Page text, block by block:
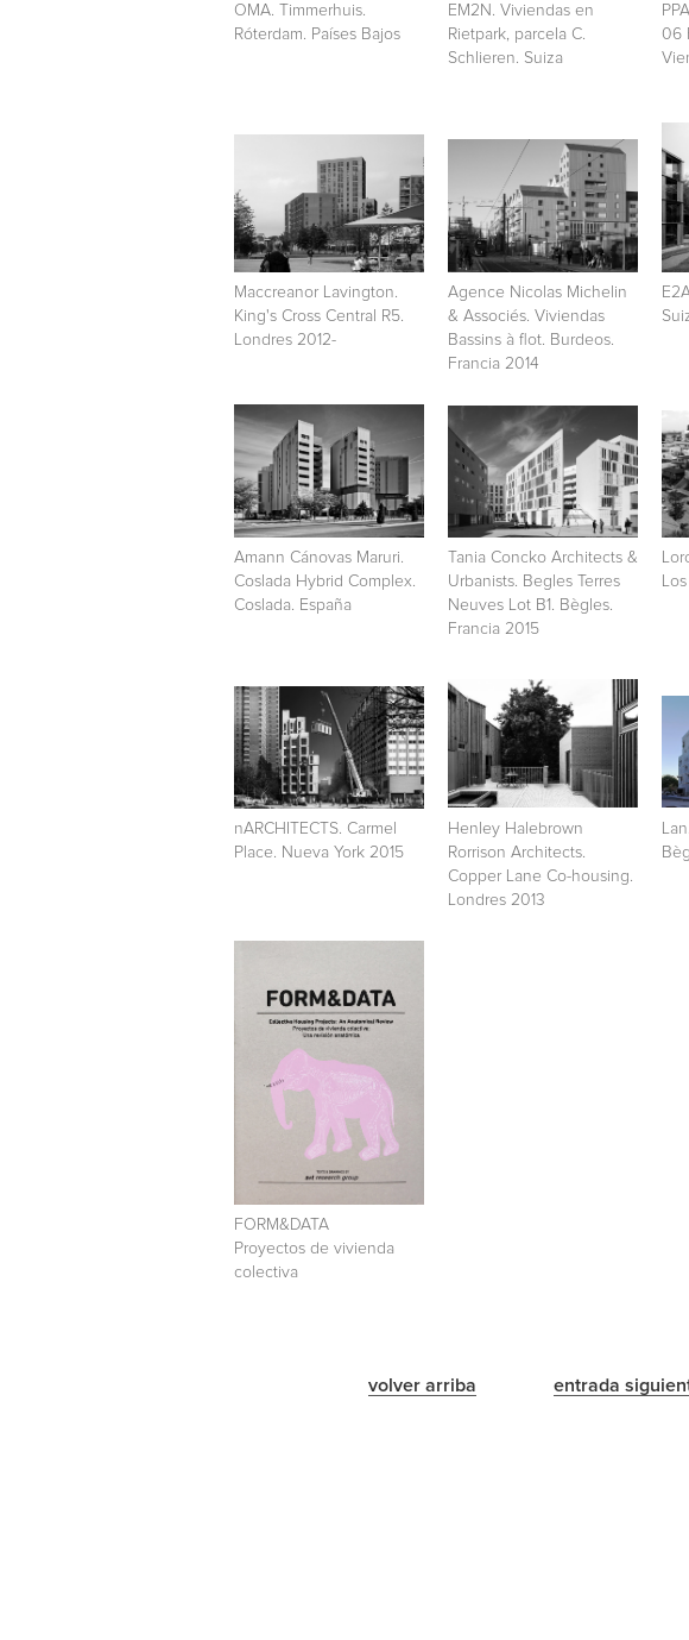
OMA. Timmerhuis.
Róterdam. Países Bajos
EM2N. Viviendas en
Rietpark, parcela C.
Schlieren. Suiza
06
Maccreanor Lavington.
King's Cross Central R5.
Londres 2012-
Agence Nicolas Michelin
& Associés. Viviendas
Bassins à flot. Burdeos.
Francia 2014
Amann Cánovas Maruri.
Coslada Hybrid Complex.
Coslada. España
Tania Concko Architects &
Urbanists. Begles Terres
Neuves Lot B1. Bègles.
Francia 2015
nARCHITECTS. Carmel
Place. Nueva York 2015
Henley Halebrown
Rorrison Architects.
Copper Lane Co-housing.
Londres 2013
FORM&DATA
Proyectos de vivienda
colectiva
volver arriba entrada